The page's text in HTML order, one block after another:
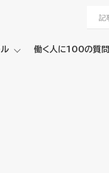
働く人に100の質問